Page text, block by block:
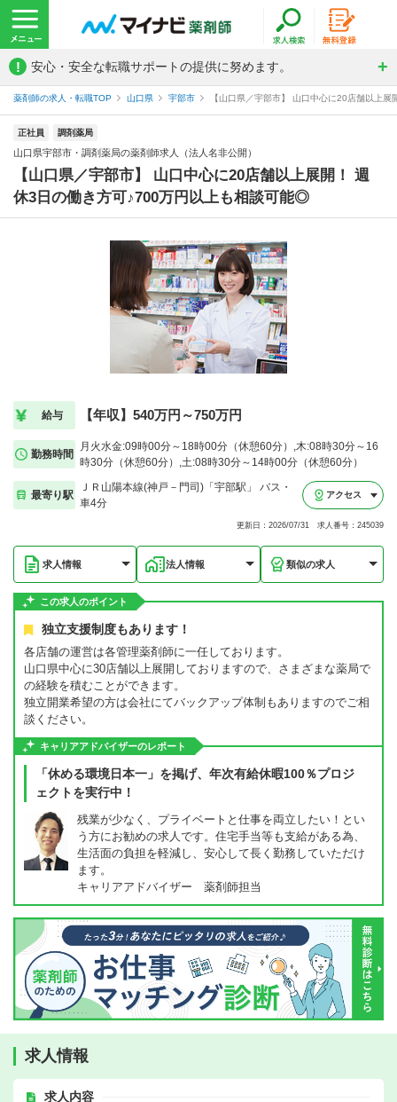
! 安心・安全な転職サポートの提供に努めます。
薬剤師の求人・転職TOP 山口県 宇部市 【山口県／宇部市】 山口中心に20店舗以上
正社員 調剤薬局
山口県宇部市・調剤薬局の薬剤師求人（法人名非公開）
【山口県／宇部市】 山口中心に20店舗以上展開！ 週
休3日の働き方可♪700万円以上も相談可能◎
給与 【年収】540万円～750万円
勤務時間
月火水金:09時00分～18時00分（休憩60分）,木:08時30分～16
時30分（休憩60分）,土:08時30分～14時00分（休憩60分）
最寄り駅
ＪＲ山陽本線(神戸－門司)「宇部駅」 バス・
車4分
アクセス
更新日：2026/07/31 求人番号：245039
求人情報 法人情報 類似の求人
この求人のポイント
独立支援制度もあります！
各店舗の運営は各管理薬剤師に一任しております。
山口県中心に30店舗以上展開しておりますので、さまざまな薬局で
の経験を積むことができます。
独立開業希望の方は会社にてバックアップ体制もありますのでご相
談ください。
キャリアアドバイザーのレポート
「休める環境日本一」を掲げ、年次有給休暇100％プロジ
ェクトを実行中！
残業が少なく、プライベートと仕事を両立したい！とい
う方にお勧めの求人です。住宅手当等も支給がある為、
生活面の負担を軽減し、安心して長く勤務していただけ
ます。
キャリアアドバイザー 薬剤師担当
求人情報
求人内容